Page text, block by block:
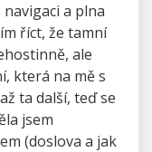
a plna
říct, že tamní
ale
která na mě s
ta další, teď se
jsem
(doslova a jak